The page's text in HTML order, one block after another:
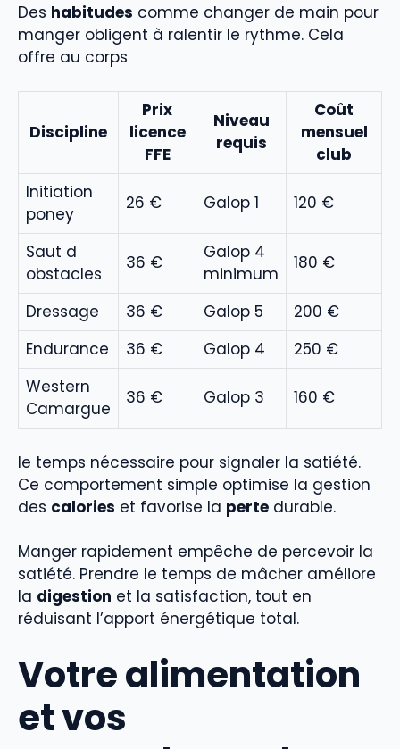
Des habitudes comme changer de main pour
manger obligent à ralentir le rythme. Cela
offre au corps
Discipline
Prix
licence
FFE
Niveau
requis
Coût
mensuel
club
Initiation
poney
26 € Galop 1 120 €
Saut d
obstacles
36 €
Galop 4
minimum
180 €
Dressage 36 € Galop 5
200 €
Endurance
36 € Galop 4
250 €
Western
Camargue
36 € Galop 3 160 €
le temps nécessaire pour signaler la satiété.
Ce comportement simple optimise la gestion
des calories et favorise la perte durable.
Manger rapidement empêche de percevoir la
satiété. Prendre le temps de mâcher améliore
la digestion et la satisfaction, tout en
réduisant l’apport énergétique total.
Votre alimentation
et vos